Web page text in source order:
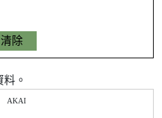
。
AKAI